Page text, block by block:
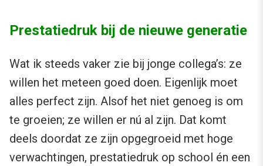
Prestatiedruk bij de nieuwe generatie
Wat ik steeds vaker zie bij jonge collega’s: ze
willen het meteen goed doen. Eigenlijk moet
alles perfect zijn. Alsof het niet genoeg is om
te groeien; ze willen er nú al zijn. Dat komt
deels doordat ze zijn opgegroeid met hoge
verwachtingen, prestatiedruk op school én een